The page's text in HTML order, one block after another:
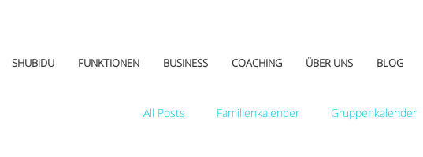
SHUBiDU FUNKTIONEN BUSINESS COACHING ÜBER UNS BLOG
All Posts Familienkalender Gruppenkalender